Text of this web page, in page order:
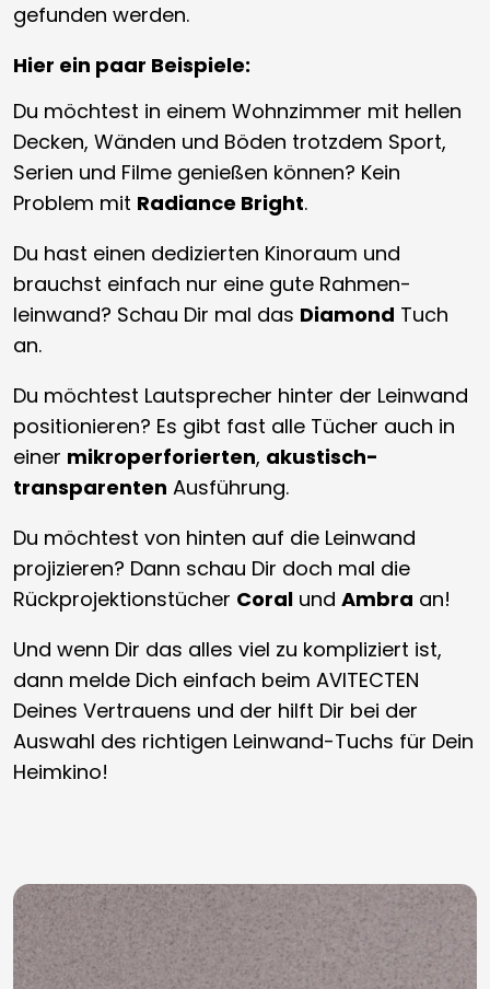
gefunden werden.
Hier ein paar Beispiele:
Du möchtest in einem Wohnzimmer mit hellen
Decken, Wänden und Böden trotzdem Sport,
Serien und Filme genießen können? Kein
Problem mit Radiance Bright.
Du hast einen dedizierten Kinoraum und
brauchst einfach nur eine gute Rahmen­
leinwand? Schau Dir mal das Diamond Tuch
an.
Du möchtest Lautsprecher hinter der Leinwand
positionieren? Es gibt fast alle Tücher auch in
einer mikroperforierten, akustisch-
transparenten Ausführung.
Du möchtest von hinten auf die Leinwand
projizieren? Dann schau Dir doch mal die
Rückprojektionstücher Coral und Ambra an!
Und wenn Dir das alles viel zu kompliziert ist,
dann melde Dich einfach beim AVITECTEN
Deines Vertrauens und der hilft Dir bei der
Auswahl des richtigen Leinwand-Tuchs für Dein
Heimkino!